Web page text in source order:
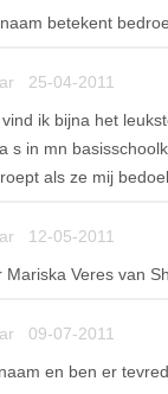
betekent
25-04-2011
ik bijna het
s in mn
als ze mij
12-05-2011
Veres van
09-07-2011
en ben er